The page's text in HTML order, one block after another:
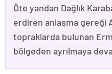
Öte yandan Dağlık
erdiren anlaşma gereği
topraklarda bulunan
bölgeden ayrılmaya